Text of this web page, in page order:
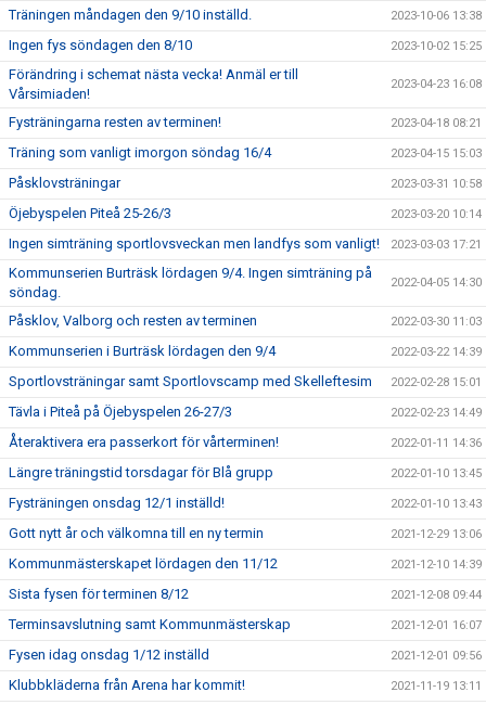
Träningen måndagen den 9/10 inställd. 2023-10-06 13:38
Ingen fys söndagen den 8/10 2023-10-02 15:25
Förändring i schemat nästa vecka! Anmäl er till
Vårsimiaden!
2023-04-23 16:08
Fysträningarna resten av terminen! 2023-04-18 08:21
Träning som vanligt imorgon söndag 16/4 2023-04-15 15:03
Påsklovsträningar 2023-03-31 10:58
Öjebyspelen Piteå 25-26/3 2023-03-20 10:14
Ingen simträning sportlovsveckan men landfys som vanligt! 2023-03-03 17:21
Kommunserien Burträsk lördagen 9/4. Ingen simträning på
söndag.
2022-04-05 14:30
Påsklov, Valborg och resten av terminen 2022-03-30 11:03
Kommunserien i Burträsk lördagen den 9/4 2022-03-22 14:39
Sportlovsträningar samt Sportlovscamp med Skelleftesim 2022-02-28 15:01
Tävla i Piteå på Öjebyspelen 26-27/3 2022-02-23 14:49
Återaktivera era passerkort för vårterminen! 2022-01-11 14:36
Längre träningstid torsdagar för Blå grupp 2022-01-10 13:45
Fysträningen onsdag 12/1 inställd! 2022-01-10 13:43
Gott nytt år och välkomna till en ny termin 2021-12-29 13:06
Kommunmästerskapet lördagen den 11/12 2021-12-10 14:39
Sista fysen för terminen 8/12 2021-12-08 09:44
Terminsavslutning samt Kommunmästerskap 2021-12-01 16:07
Fysen idag onsdag 1/12 inställd 2021-12-01 09:56
Klubbkläderna från Arena har kommit! 2021-11-19 13:11